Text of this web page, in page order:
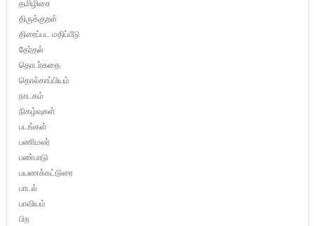
தமிழிசை
திருக்குறள்
திரைப்பட மதிப்பீடு
தேர்தல்
தொடர்கதை
தொல்காப்பியம்
நாடகம்
நிகழ்வுகள்
படங்கள்
பணிமலர்
பண்பாடு
பயணக்கட்டுரை
பாடல்
பாவியம்
பிற